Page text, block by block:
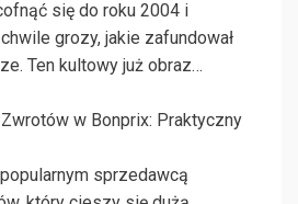
się do roku 2004 i
grozy, jakie zafundował
Ten kultowy już obraz…
w Bonprix: Praktyczny
sprzedawcą